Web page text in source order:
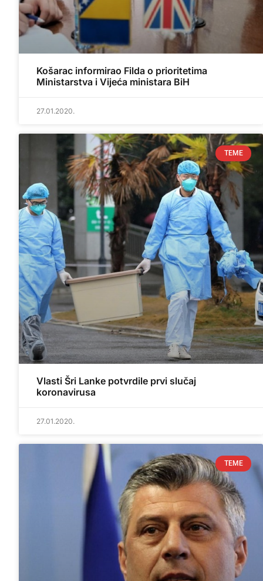
Košarac informirao Filda o prioritetima
Ministarstva i Vijeća ministara BiH
27.01.2020.
TEME
Vlasti Šri Lanke potvrdile prvi slučaj
koronavirusa
27.01.2020.
TEME